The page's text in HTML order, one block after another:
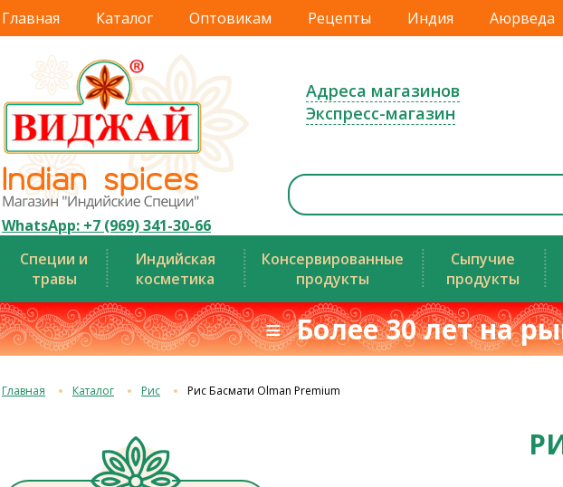
Главная Каталог Оптовикам Рецепты Индия Аюрведа
WhatsApp: +7 (969) 341-30-66
Адреса магазинов
Экспресс-магазин
Специи и
травы
Индийская
косметика
Консервированные
продукты
Сыпучие
продукты
≡ Более 30 лет на
Главная Каталог Рис Рис Басмати Olman Premium